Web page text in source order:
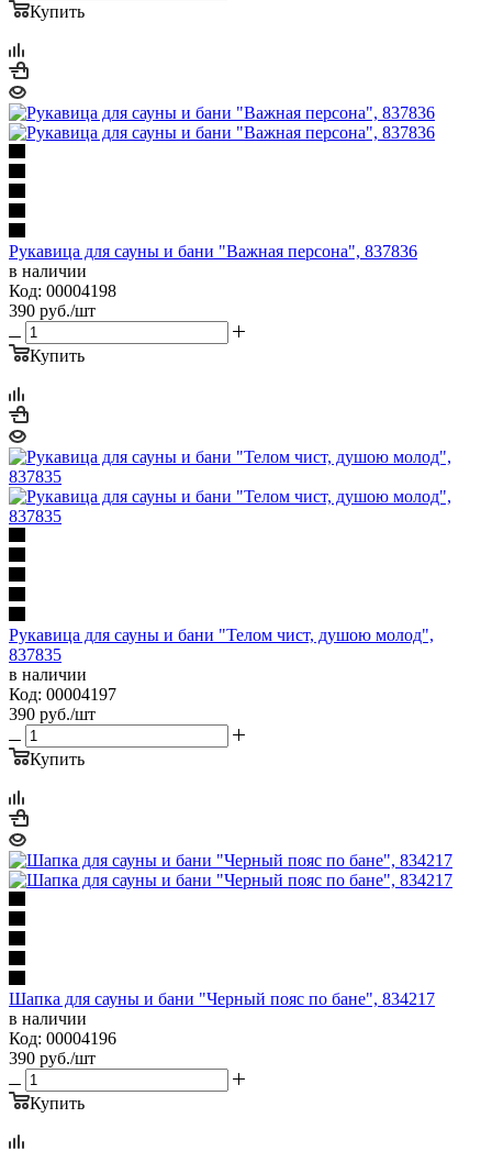
Купить
Рукавица для сауны и бани "Важная персона", 837836
в наличии
Код: 00004198
390 руб./шт
Купить
Рукавица для сауны и бани "Телом чист, душою молод",
837835
в наличии
Код: 00004197
390 руб./шт
Купить
Шапка для сауны и бани "Черный пояс по бане", 834217
в наличии
Код: 00004196
390 руб./шт
Купить